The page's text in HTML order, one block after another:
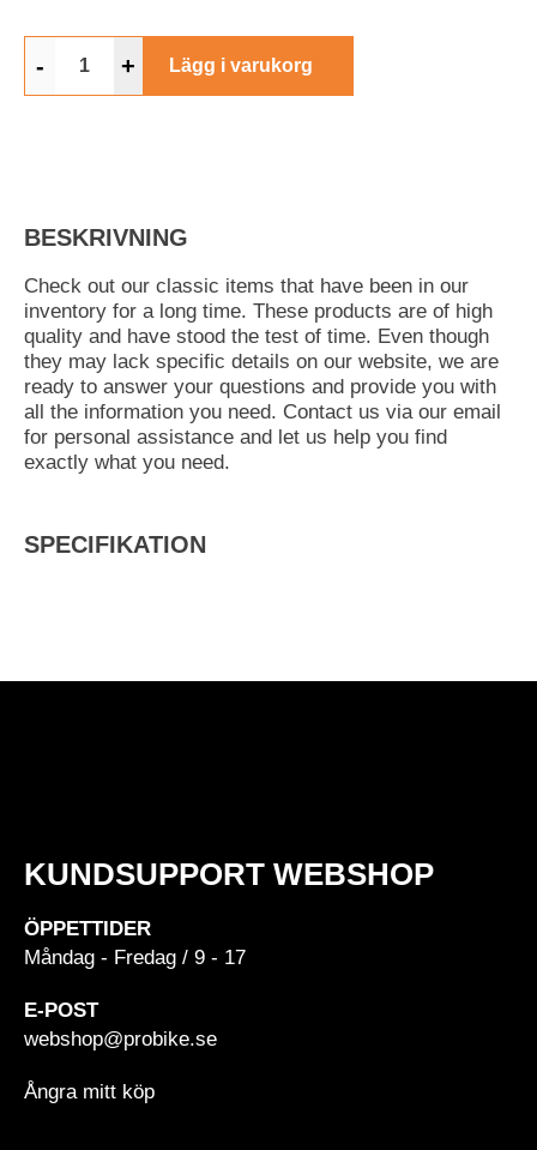
- + Lägg i varukorg
BESKRIVNING
Check out our classic items that have been in our
inventory for a long time. These products are of high
quality and have stood the test of time. Even though
they may lack specific details on our website, we are
ready to answer your questions and provide you with
all the information you need. Contact us via our email
for personal assistance and let us help you find
exactly what you need.
SPECIFIKATION
KUNDSUPPORT WEBSHOP
ÖPPETTIDER
Måndag - Fredag / 9 - 17
E-POST
webshop@probike.se
Ångra mitt köp